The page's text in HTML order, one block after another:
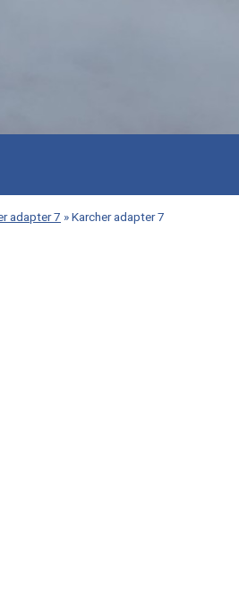
adapter 7 »Karcher adapter 7